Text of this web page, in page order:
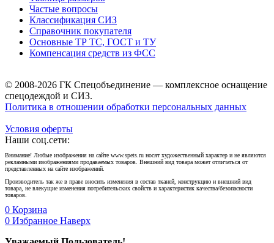
Частые вопросы
Классификация СИЗ
Справочник покупателя
Основные ТР ТС, ГОСТ и ТУ
Компенсация средств из ФСС
© 2008-2026 ГК Спецобъединение — комплексное оснащение
спецодеждой и СИЗ.
Политика в отношении обработки персональных данных
Условия оферты
Наши соц.сети:
Внимание! Любые изображения на сайте www.spets.ru носят художественный характер и не являются
рекламными изображениями продаваемых товаров. Внешний вид товара может отличаться от
представленных на сайте изображений.
Производитель так же в праве вносить изменения в состав тканей, конструкцию и внешний вид
товара, не влекущие изменения потребительских свойств и характеристик качества/безопасности
товаров.
0 Корзина
0 Избранное Наверх